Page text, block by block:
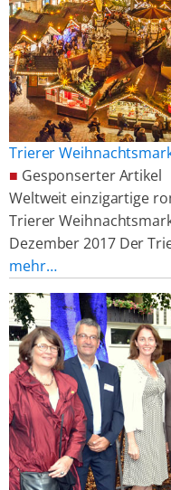
Trierer
■ Gesponserter Artikel
Weltweit einzigartige
Trierer
Dezember 2017 Der
mehr…